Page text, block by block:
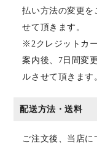
払い方法の変更を
せて頂きます。
※2クレジットカ
案内後、7日間変
ルさせて頂きます
配送方法・送料
ご注文後、当店に